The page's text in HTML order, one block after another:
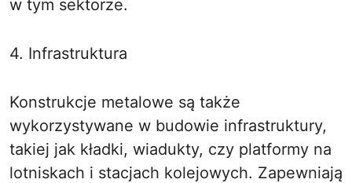
w tym sektorze.
4. Infrastruktura
Konstrukcje metalowe są także
wykorzystywane w budowie infrastruktury,
takiej jak kładki, wiadukty, czy platformy na
lotniskach i stacjach kolejowych. Zapewniają